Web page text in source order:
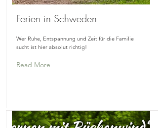
Ferien in Schweden
Wer Ruhe, Entspannung und Zeit für die Familie
sucht ist hier absolut richtig!
Read More